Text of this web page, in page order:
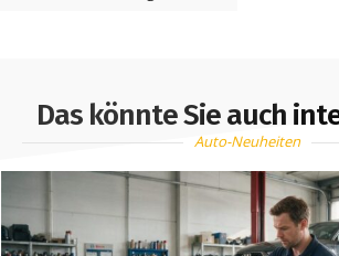
Das könnte Sie auch
Auto-Neuheiten